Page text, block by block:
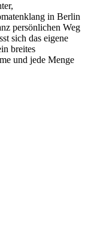
in Berlin
persönlichen Weg
sich das eigene
breites
und jede Menge